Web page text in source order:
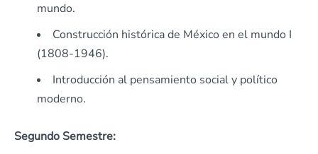
mundo.
Construcción histórica de México en el mundo I
(1808-1946).
Introducción al pensamiento social y político
moderno.
Segundo Semestre: